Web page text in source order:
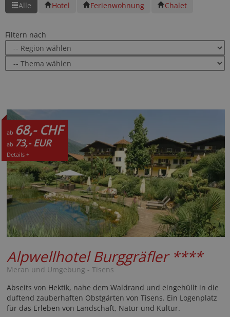
Alle Hotel Ferienwohnung Chalet
Filtern nach
ab 68,- CHF
ab 73,- EUR
Details +
Alpwellhotel Burggräfler ****
Meran und Umgebung - Tisens
Abseits von Hektik, nahe dem Waldrand und eingehüllt in die
duftend zauberhaften Obstgärten von Tisens. Ein Logenplatz
für das Erleben von Landschaft, Natur und Kultur.